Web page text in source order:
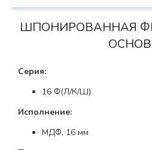
ШПОНИРОВАННАЯ
Серия:
16 Ф(Л/К/Ш)
Исполнение:
МДФ, 16 мм